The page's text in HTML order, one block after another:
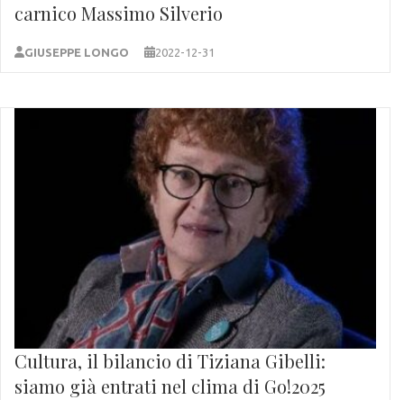
carnico Massimo Silverio
GIUSEPPE LONGO 2022-12-31
Cultura, il bilancio di Tiziana Gibelli:
siamo già entrati nel clima di Go!2025